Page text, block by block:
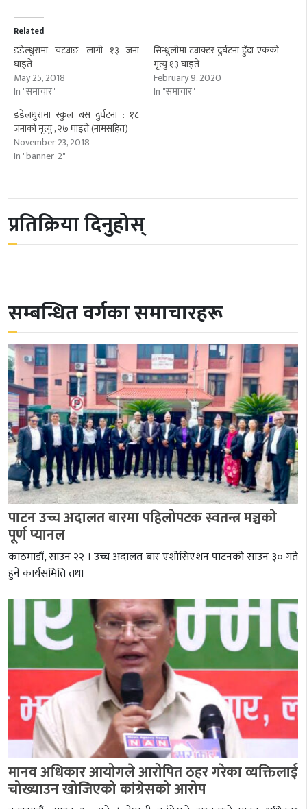
Related
डडेल्धुरामा चट्याङ लागी १३ जना
घाइते
May 25, 2018
In "समाचार"
सिन्धुलीमा ट्याक्टर दुर्घटना हुँदा एकको
मृत्यु १३ घाइते
February 9, 2020
In "समाचार"
डडेलधुरामा स्कुल बस दुर्घटना : १८
जनाको मृत्यु , २७ घाइते (नामसहित)
November 23, 2018
In "banner-2"
प्रतिक्रिया दिनुहोस्
सम्बन्धित वर्गका समाचारहरू
पाटन उच्च अदालत बारमा पहिलोपटक स्वतन्त्र मञ्चको
पूर्ण प्यानल
काठमाडौं, साउन २२ । उच्च अदालत बार एशोसिएशन पाटनको साउन ३० गते
हुने कार्यसमिति तथा
मानव अधिकार आयोगले आरोपित ठहर गरेका व्यक्तिलाई
चोख्याउन खोजिएको कांग्रेसको आरोप